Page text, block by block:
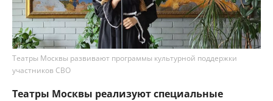
Театры Москвы развивают программы культурной поддержки
участников СВО
Театры Москвы реализуют специальные